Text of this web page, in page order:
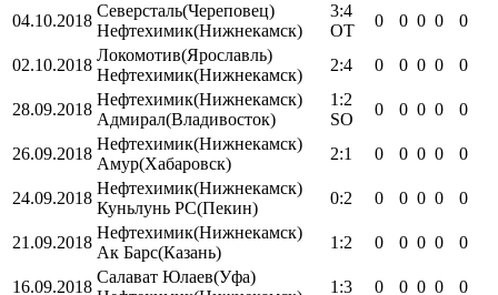
04.10.2018
Северсталь(Череповец)
Нефтехимик(Нижнекамск)
3:4
OT
0 0 0 0 0
02.10.2018
Локомотив(Ярославль)
Нефтехимик(Нижнекамск)
2:4 0 0 0 0 0
28.09.2018
Нефтехимик(Нижнекамск)
Адмирал(Владивосток)
1:2
SO
0 0 0 0 0
26.09.2018
Нефтехимик(Нижнекамск)
Амур(Хабаровск)
2:1 0 0 0 0 0
24.09.2018
Нефтехимик(Нижнекамск)
Куньлунь РС(Пекин)
0:2 0 0 0 0 0
21.09.2018
Нефтехимик(Нижнекамск)
Ак Барс(Казань)
1:2 0 0 0 0 0
16.09.2018
Салават Юлаев(Уфа)
1:3 0 0 0 0 0